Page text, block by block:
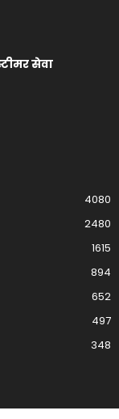
सेवा
4080
2480
1615
894
652
497
348